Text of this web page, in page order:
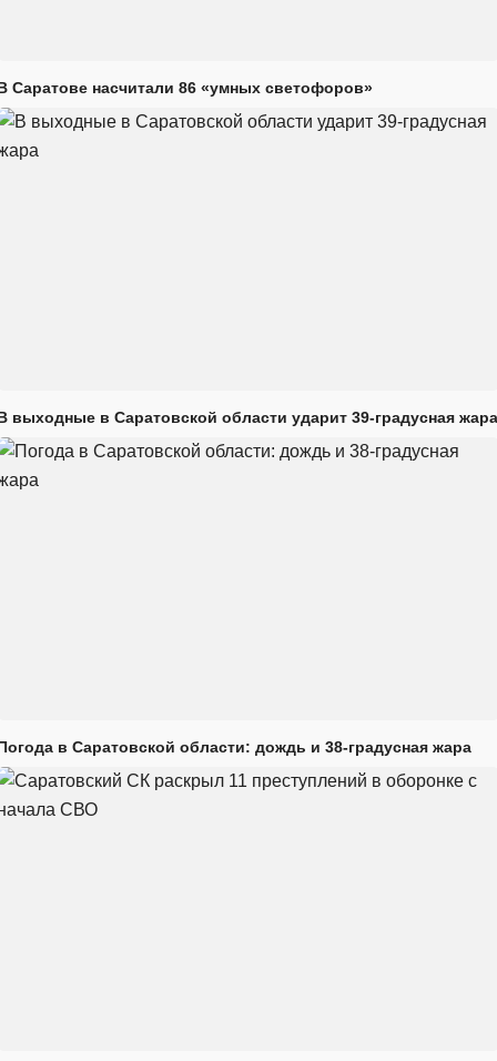
Саратове насчитали 86 «умных светофоров»
выходные в Саратовской области ударит 39-градусная жара
в Саратовской области: дождь и 38-градусная жара